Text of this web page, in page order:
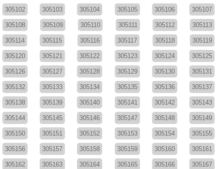
305102 305103 305104 305105 305106 305107
305108 305109 305110 305111 305112 305113
305114 305115 305116 305117 305118 305119
305120 305121 305122 305123 305124 305125
305126 305127 305128 305129 305130 305131
305132 305133 305134 305135 305136 305137
305138 305139 305140 305141 305142 305143
305144 305145 305146 305147 305148 305149
305150 305151 305152 305153 305154 305155
305156 305157 305158 305159 305160 305161
305162 305163 305164 305165 305166 305167